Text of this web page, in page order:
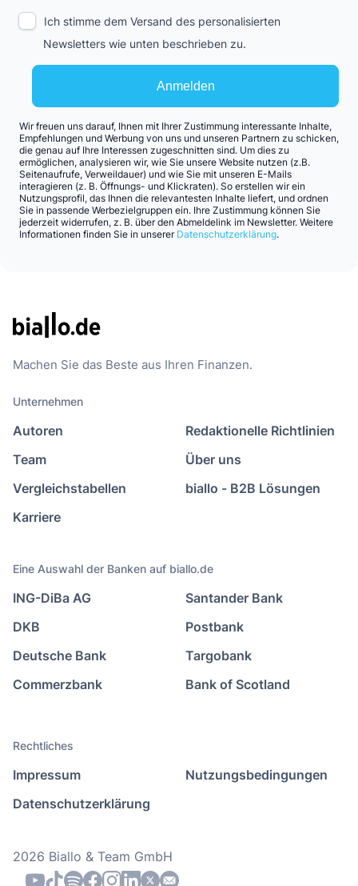
Anmelden
Ich stimme dem Versand des personalisierten
Newsletters wie unten beschrieben zu.
Wir freuen uns darauf, Ihnen mit Ihrer Zustimmung interessante Inhalte,
Empfehlungen und Werbung von uns und unseren Partnern zu schicken,
die genau auf Ihre Interessen zugeschnitten sind. Um dies zu
ermöglichen, analysieren wir, wie Sie unsere Website nutzen (z.B.
Seitenaufrufe, Verweildauer) und wie Sie mit unseren E-Mails
interagieren (z. B. Öffnungs- und Klickraten). So erstellen wir ein
Nutzungsprofil, das Ihnen die relevantesten Inhalte liefert, und ordnen
Sie in passende Werbezielgruppen ein. Ihre Zustimmung können Sie
jederzeit widerrufen, z. B. über den Abmeldelink im Newsletter. Weitere
Informationen finden Sie in unserer Datenschutzerklärung.
Machen Sie das Beste aus Ihren Finanzen.
Unternehmen
Autoren
Team
Vergleichstabellen
Karriere
Redaktionelle Richtlinien
Über uns
biallo - B2B Lösungen
Eine Auswahl der Banken auf biallo.de
ING-DiBa AG
DKB
Deutsche Bank
Commerzbank
Santander Bank
Postbank
Targobank
Bank of Scotland
Rechtliches
Impressum
Datenschutzerklärung
Nutzungsbedingungen
2026 Biallo & Team GmbH